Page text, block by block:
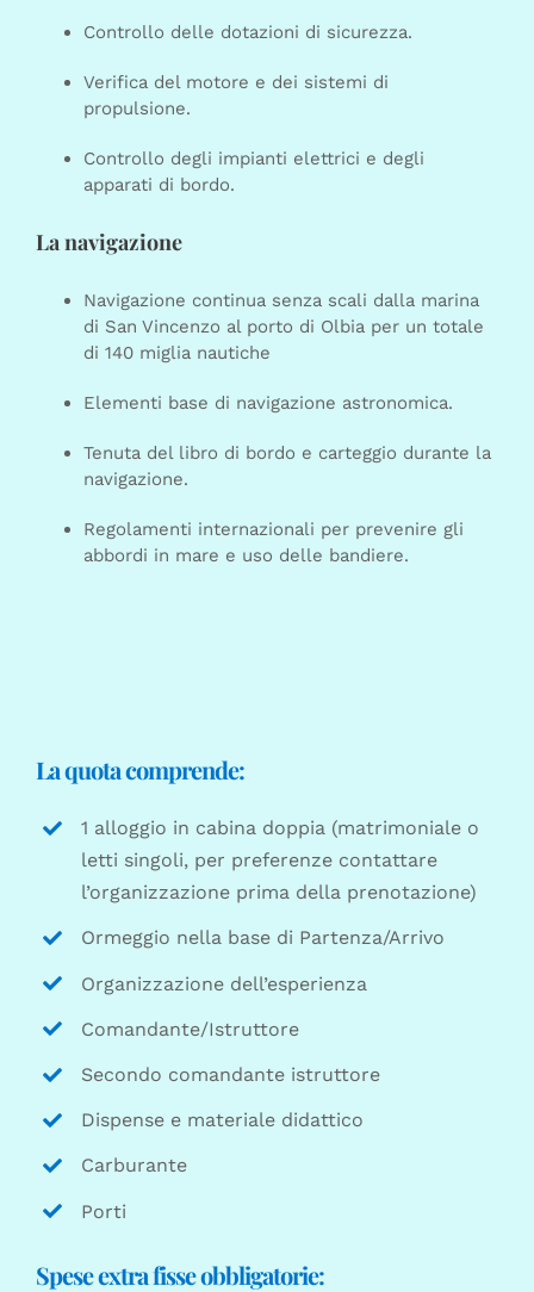
Controllo delle dotazioni di sicurezza.
Verifica del motore e dei sistemi di
propulsione.
Controllo degli impianti elettrici e degli
apparati di bordo.
La navigazione
Navigazione continua senza scali dalla marina
di San Vincenzo al porto di Olbia per un totale
di 140 miglia nautiche
Elementi base di navigazione astronomica.
Tenuta del libro di bordo e carteggio durante la
navigazione.
Regolamenti internazionali per prevenire gli
abbordi in mare e uso delle bandiere.
La quota comprende:
1 alloggio in cabina doppia (matrimoniale o
letti singoli, per preferenze contattare
l’organizzazione prima della prenotazione)
Ormeggio nella base di Partenza/Arrivo
Organizzazione dell’esperienza
Comandante/Istruttore
Secondo comandante istruttore
Dispense e materiale didattico
Carburante
Porti
Spese extra fisse obbligatorie: